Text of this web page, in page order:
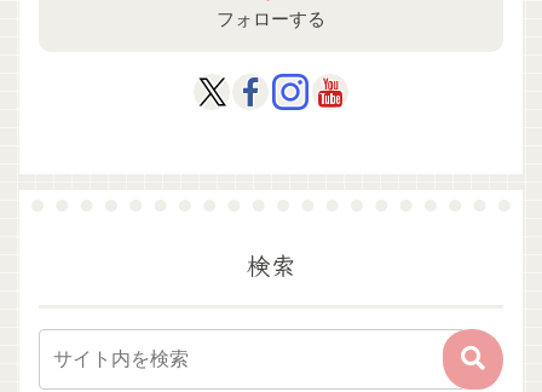
フォローする
検索